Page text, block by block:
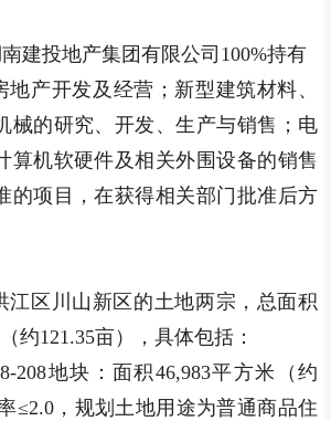
建投地产集团有限公司100%持有
地产开发及经营；新型建筑材料、
械的研究、开发、生产与销售；电
算机软硬件及相关外围设备的销售
的项目，在获得相关部门批准后方
区川山新区的土地两宗，总面积
约121.35亩），具体包括：
地块：面积46,983平方米（约
≤2.0，规划土地用途为普通商品住